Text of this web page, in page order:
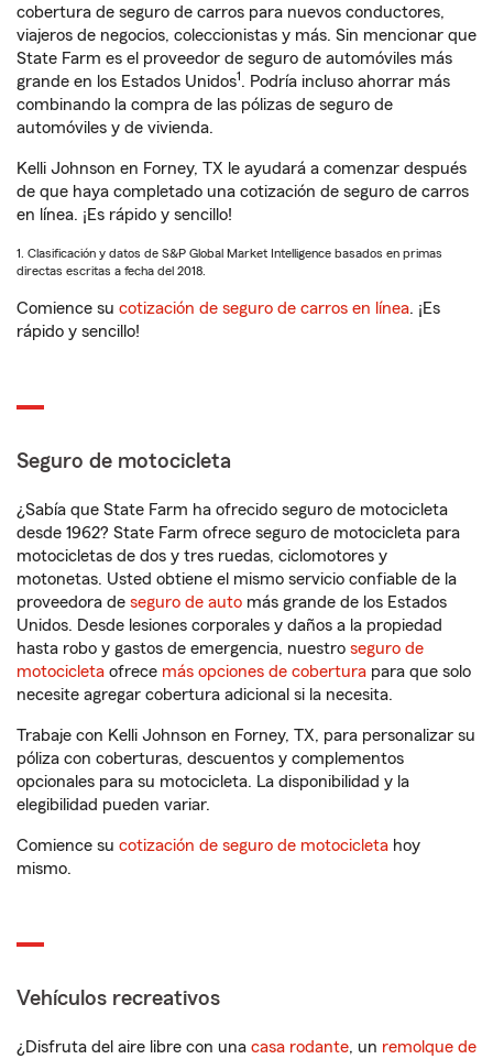
cobertura de seguro de carros para nuevos conductores,
viajeros de negocios, coleccionistas y más. Sin mencionar que
State Farm es el proveedor de seguro de automóviles más
grande en los Estados Unidos1. Podría incluso ahorrar más
combinando la compra de las pólizas de seguro de
automóviles y de vivienda.
Kelli Johnson en Forney, TX le ayudará a comenzar después
de que haya completado una cotización de seguro de carros
en línea. ¡Es rápido y sencillo!
1. Clasificación y datos de S&P Global Market Intelligence basados en primas
directas escritas a fecha del 2018.
Comience su cotización de seguro de carros en línea. ¡Es
rápido y sencillo!
Seguro de motocicleta
¿Sabía que State Farm ha ofrecido seguro de motocicleta
desde 1962? State Farm ofrece seguro de motocicleta para
motocicletas de dos y tres ruedas, ciclomotores y
motonetas. Usted obtiene el mismo servicio confiable de la
proveedora de seguro de auto más grande de los Estados
Unidos. Desde lesiones corporales y daños a la propiedad
hasta robo y gastos de emergencia, nuestro seguro de
motocicleta ofrece más opciones de cobertura para que solo
necesite agregar cobertura adicional si la necesita.
Trabaje con Kelli Johnson en Forney, TX, para personalizar su
póliza con coberturas, descuentos y complementos
opcionales para su motocicleta. La disponibilidad y la
elegibilidad pueden variar.
Comience su cotización de seguro de motocicleta hoy
mismo.
Vehículos recreativos
¿Disfruta del aire libre con una casa rodante, un remolque de